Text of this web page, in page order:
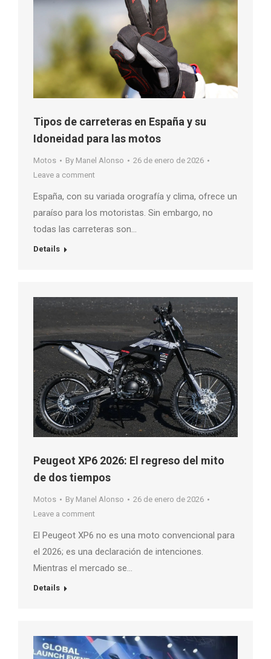
Tipos de carreteras en España y su
Idoneidad para las motos
Motos By Manel Alonso
26 de enero de 2026
Leave a comment
España, con su variada orografía y clima, ofrece un
paraíso para los motoristas. Sin embargo, no
todas las carreteras son…
Details
Peugeot XP6 2026: El regreso del mito
de dos tiempos
Motos By Manel Alonso
26 de enero de 2026
Leave a comment
El Peugeot XP6 no es una moto convencional para
el 2026; es una declaración de intenciones.
Mientras el mercado se…
Details